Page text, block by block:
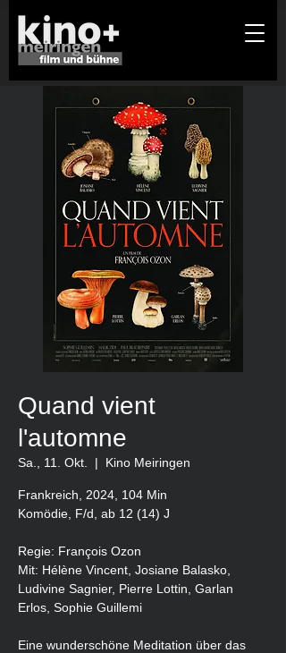
Quand vient
l'automne
Sa., 11. Okt.
  |
Kino Meiringen
Frankreich, 2024, 104 Min
Komödie, F/d, ab 12 (14) J
Regie: François Ozon
Mit: Hélène Vincent, Josiane Balasko,
Ludivine Sagnier, Pierre Lottin, Garlan
Erlos, Sophie Guillemi
Eine wunderschöne Meditation über das